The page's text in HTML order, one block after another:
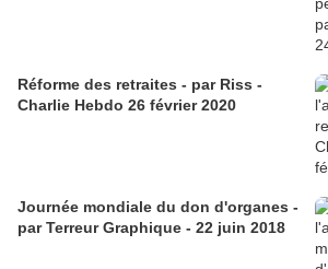
Réforme des retraites - par Riss -
Charlie Hebdo 26 février 2020
Journée mondiale du don d'organes -
par Terreur Graphique - 22 juin 2018